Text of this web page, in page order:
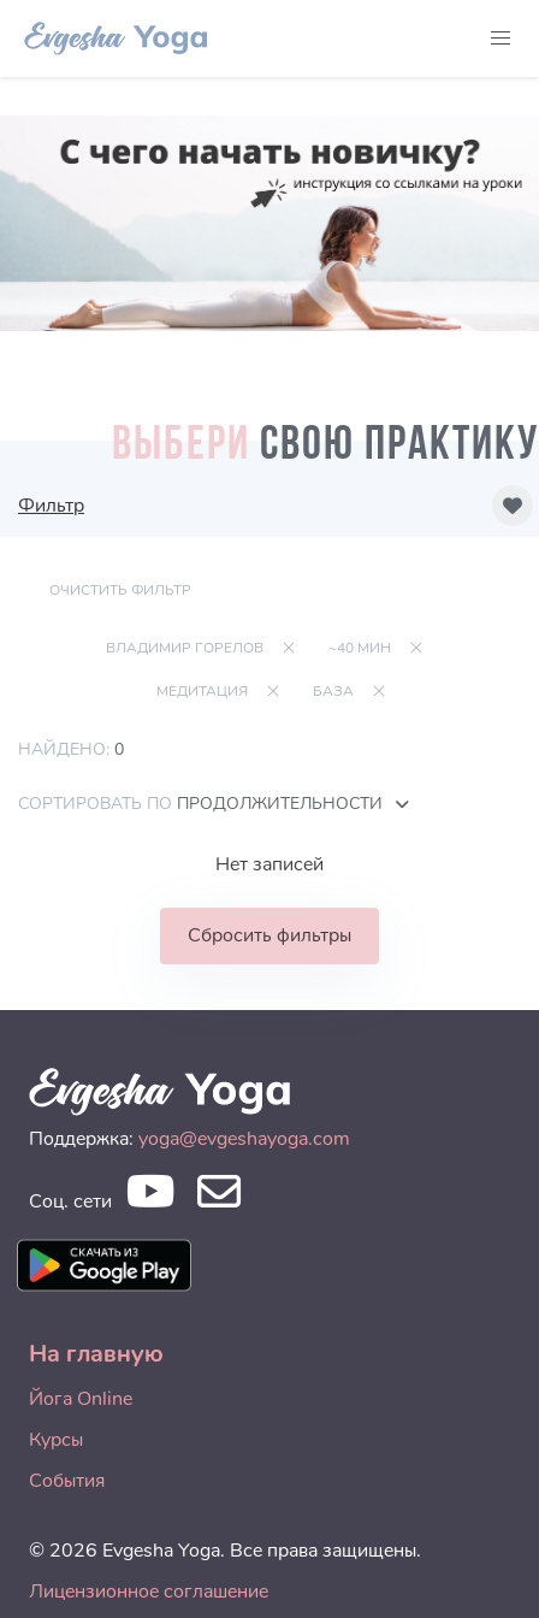
ВЫБЕРИ СВОЮ ПРАКТИКУ
Фильтр
ОЧИСТИТЬ ФИЛЬТР
ВЛАДИМИР ГОРЕЛОВ ~40 МИН
МЕДИТАЦИЯ БАЗА
НАЙДЕНО: 0
СОРТИРОВАТЬ ПО ПРОДОЛЖИТЕЛЬНОСТИ
Нет записей
Сбросить фильтры
Поддержка: yoga@evgeshayoga.com
Соц. сети
На главную
Йога Online
Курсы
События
© 2026 Evgesha Yoga. Все права защищены.
Лицензионное соглашение